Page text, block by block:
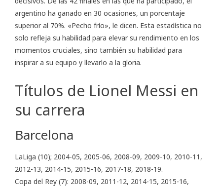
argentino ha ganado en 30 ocasiones, un porcentaje
superior al 70%. «Pecho frío», le dicen. Esta estadística no
solo refleja su habilidad para elevar su rendimiento en los
momentos cruciales, sino también su habilidad para
inspirar a su equipo y llevarlo a la gloria.
Títulos de Lionel Messi en
su carrera
Barcelona
LaLiga (10); 2004-05, 2005-06, 2008-09, 2009-10, 2010-11,
2012-13, 2014-15, 2015-16, 2017-18, 2018-19.
Copa del Rey (7): 2008-09, 2011-12, 2014-15, 2015-16,